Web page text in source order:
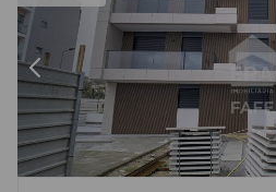
Précédent